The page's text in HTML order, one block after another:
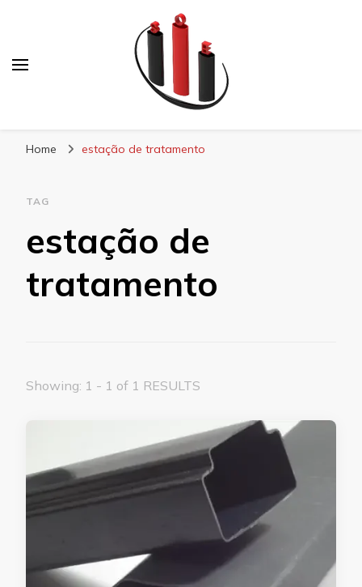
Home estação de tratamento
TAG
estação de
tratamento
Showing: 1 - 1 of 1 RESULTS